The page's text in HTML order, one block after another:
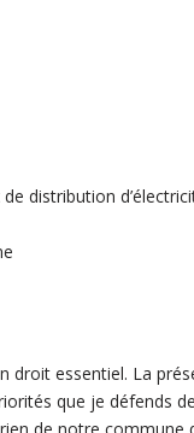
distribution
droit essentiel. La
que je défends